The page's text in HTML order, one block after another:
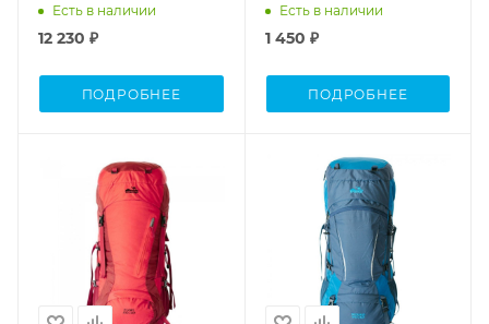
Есть в наличии
12 230 ₽
ПОДРОБНЕЕ
Есть в наличии
1 450 ₽
ПОДРОБНЕЕ